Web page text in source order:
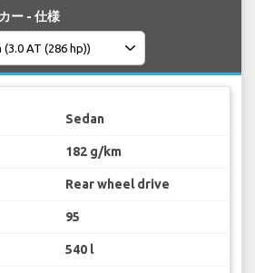
ー - 仕様
Sedan
182 g/km
Rear wheel drive
95
540 l